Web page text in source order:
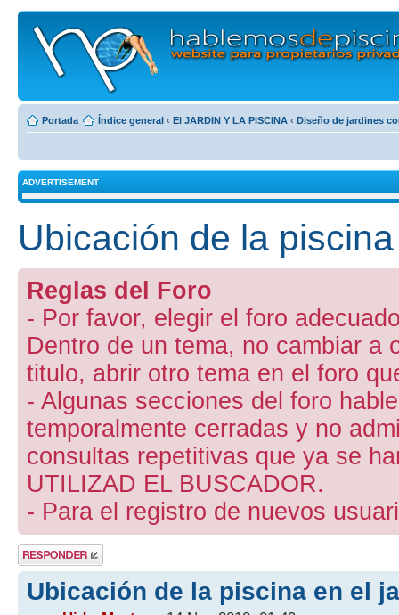
Portada Índice general ‹ El JARDIN Y LA PISCINA ‹ Diseño de jardines
ADVERTISEMENT
Ubicación de la
Reglas del Foro
- Por favor, elegir el foro
Dentro de un tema, no cambiar a
titulo, abrir otro tema en el foro
- Algunas secciones del foro
temporalmente cerradas y no
consultas repetitivas que ya se
UTILIZAD EL BUSCADOR.
- Para el registro de nuevos
Publicar una
respuesta
Ubicación de la piscina en el